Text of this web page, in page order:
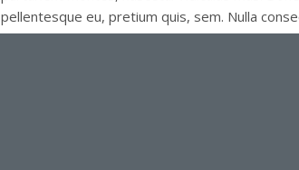
pellentesque eu, pretium quis, sem. Nulla